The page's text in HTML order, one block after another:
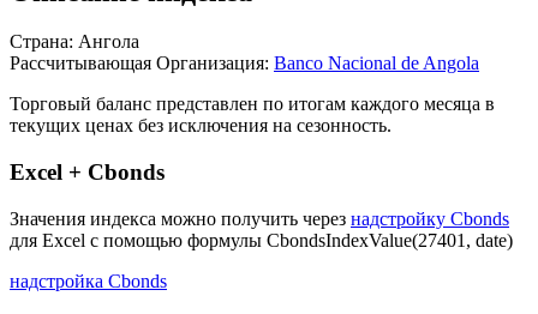
Страна: Ангола
Рассчитывающая Организация: Banco Nacional de Angola
Торговый баланс представлен по итогам каждого месяца в
текущих ценах без исключения на сезонность.
Excel + Cbonds
Значения индекса можно получить через надстройку Cbonds
для Excel с помощью формулы CbondsIndexValue(27401, date)
надстройка Cbonds